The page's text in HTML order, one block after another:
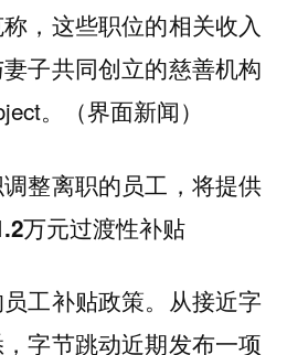
，这些职位的相关收入
子共同创立的慈善机构
。（界面新闻）
整离职的员工，将提供
万元过渡性补贴
工补贴政策。从接近字
字节跳动近期发布一项